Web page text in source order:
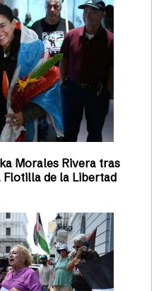
Morales Rivera tras
de la Libertad